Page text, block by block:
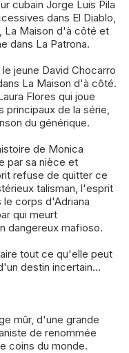
cubain Jorge Luis Pila
dans El Diablo,
La Maison d'à côté et
dans La Patrona.
jeune David Chocarro
La Maison d'à côté.
Flores qui joue
de la série,
du générique.
de Monica
par sa nièce et
refuse de quitter ce
talisman, l'esprit
corps d'Adriana
qui meurt
dangereux mafioso.
tout ce qu'elle peut
destin incertain...
mûr, d'une grande
de renommée
coins du monde.